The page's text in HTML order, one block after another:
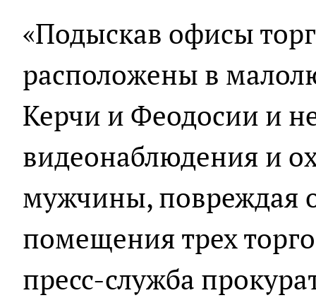
«Подыскав офисы
расположены в
Керчи и Феодосии и
видеонаблюдения и
мужчины, повреждая
помещения трех
пресс-служба